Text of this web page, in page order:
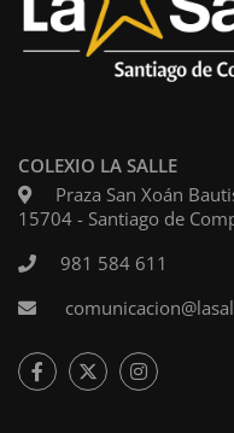
COLEXIO LA SALLE
Praza San Xoán
15704 - Santiago de
981 584 611